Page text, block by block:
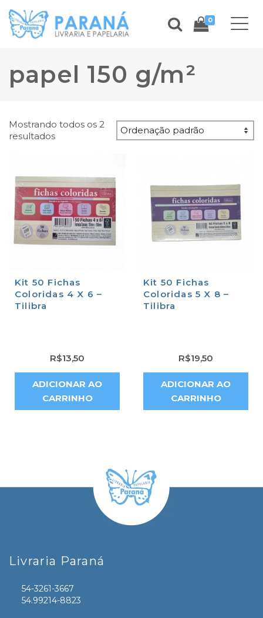
0
papel 150 g/m²
Mostrando todos os 2
resultados
Kit 50 Fichas
Coloridas 4 X 6 –
Tilibra
R$13,50
ADICIONAR AO
CARRINHO
Kit 50 Fichas
Coloridas 5 X 8 –
Tilibra
R$19,50
ADICIONAR AO
CARRINHO
Livraria Paraná
54-3261-3667
54.99214-8823